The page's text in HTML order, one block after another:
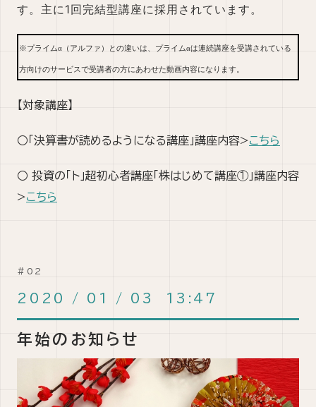
す。主に1回完結型講座に採用されています。
※プライムα（アルファ）との違いは、プライムαは連続講座を受講されている
方向けのサービスで受講者の方にあわせた動画内容になります。
【対象講座】
○「決算書が読めるようになる講座」講座内容>こちら
○ 投資の「ト」超初心者講座「株はじめて講座①」講座内容
>こちら
2020 / 01 / 03 13:47
年始のお知らせ